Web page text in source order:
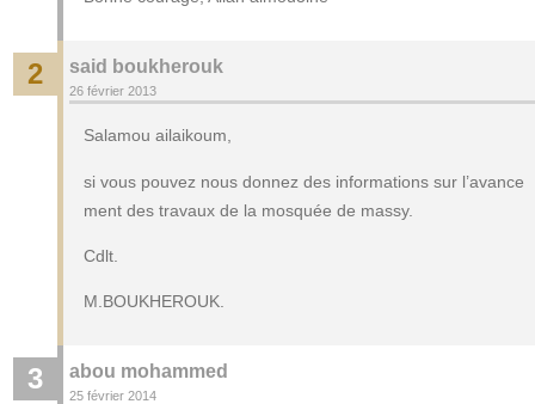
2 said boukherouk
26 février 2013
Salamou ailaikoum,
si vous pouvez nous donnez des informations sur l’avance
ment des travaux de la mosquée de massy.
Cdlt.
M.BOUKHEROUK.
3 abou mohammed
25 février 2014